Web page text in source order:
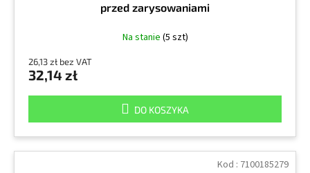
przed zarysowaniami
Na stanie (5 szt)
26,13 zł bez VAT
32,14 zł
DO KOSZYKA
Kod : 7100185279